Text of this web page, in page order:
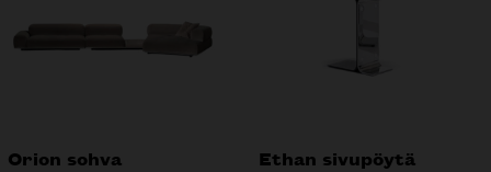
Orion sohva Ethan sivupöytä